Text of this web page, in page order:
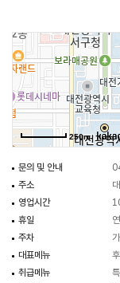
250m
문의 및 안내
주소
영업시간
휴일
주차
대표메뉴
취급메뉴